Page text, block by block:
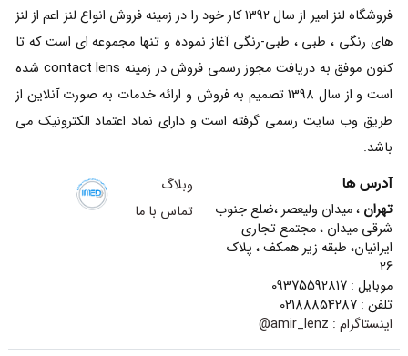
فروشگاه لنز امیر از سال 1392 کار خود را در زمینه فروش انواع لنز اعم از لنز
های رنگی ، طبی ، طبی-رنگی آغاز نموده و تنها مجموعه ای است که تا
کنون موفق به دریافت مجوز رسمی فروش در زمینه contact lens شده
است و از سال 1398 تصمیم به فروش و ارائه خدمات به صورت آنلاین از
طریق وب سایت رسمی گرفته است و دارای نماد اعتماد الکترونیک می
باشد.
آدرس ها
تهران ، میدان ولیعصر ،ضلع جنوب
شرقی میدان ، مجتمع تجاری
ایرانیان، طبقه زیر همکف ، پلاک
26
موبایل : 09375592817
تلفن : 02188854287
اینستاگرام : amir_lenz@
وبلاگ
تماس با ما